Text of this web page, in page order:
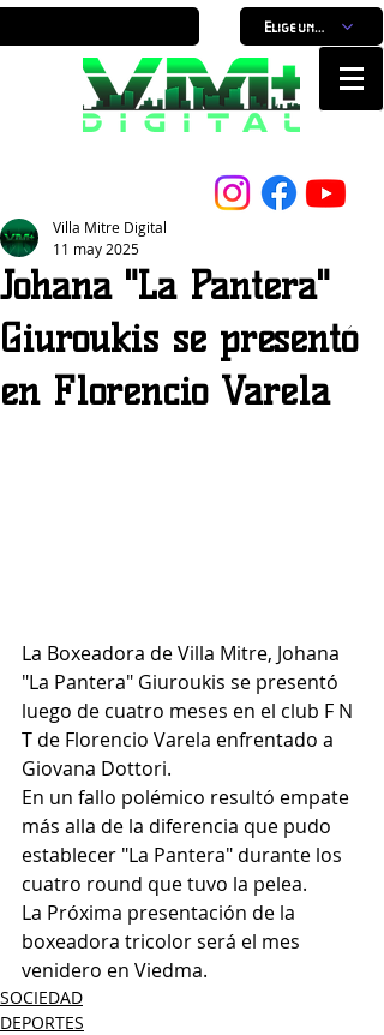
Elige un horario
Johana "La Pantera"
Giuroukis se presentó
en Florencio Varela
Villa Mitre Digital
11 may 2025
La Boxeadora de Villa Mitre, Johana
"La Pantera" Giuroukis se presentó
luego de cuatro meses en el club F N
T de Florencio Varela enfrentado a
Giovana Dottori.
En un fallo polémico resultó empate
más alla de la diferencia que pudo
establecer "La Pantera" durante los
cuatro round que tuvo la pelea.
La Próxima presentación de la
boxeadora tricolor será el mes
venidero en Viedma.
SOCIEDAD
DEPORTES